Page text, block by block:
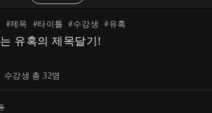
#제목 #타이틀 #수강생 #유혹
유혹의 제목달기!
수강생 총32명